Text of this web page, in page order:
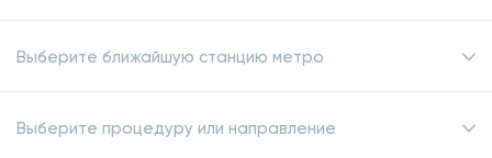
сегодня.
Выберите ближайшую станцию метро
Выберите процедуру или направление